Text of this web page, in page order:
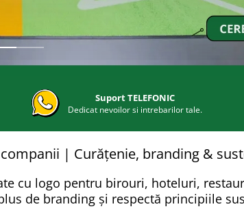
Suport TELEFONIC
Dedicat nevoilor si intrebarilor tale.
| Curățenie, branding &
cu logo pentru birouri, hoteluri,
de branding și respectă principiile